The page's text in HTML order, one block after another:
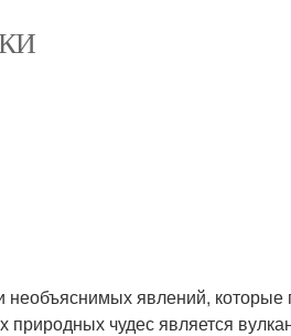
явлений,
чудес является